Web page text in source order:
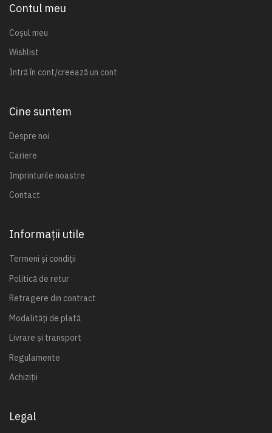
Contul meu
Coșul meu
Wishlist
Intră în cont/creează un cont
Cine suntem
Despre noi
Cariere
Imprinturile noastre
Contact
Informații utile
Termeni și condiții
Politică de retur
Retragere din contract
Modalități de plată
Livrare și transport
Regulamente
Achiziții
Legal